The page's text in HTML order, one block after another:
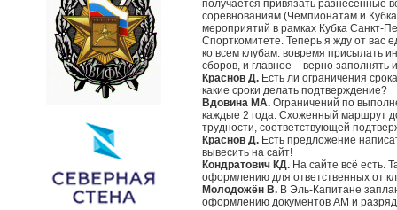
получается привязать разнесённые
соревнованиям (Чемпионатам и
мероприятий в рамках Кубка Санкт-
Спорткомитете. Теперь я жду от вас
ко всем клубам: вовремя присылать
сборов, и главное – верно заполнять
Краснов Д. Есть ли ограничения
какие сроки делать подтверждение?
Вдовина МА. Ограничений по
каждые 2 года. Схоженный маршрут
трудности, соответствующей
Краснов Д. Есть предложение
вывесить на сайт!
Кондратович КД. На сайте всё есть.
оформлению для ответственных от
Молодожён В. В Эль-Капитане
оформлению документов АМ и